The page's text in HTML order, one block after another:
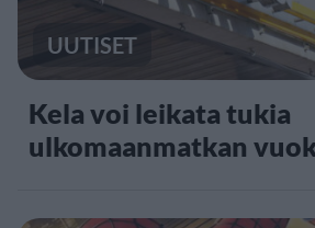
UUTISET
Kela voi leikata tukia
ulkomaanmatkan